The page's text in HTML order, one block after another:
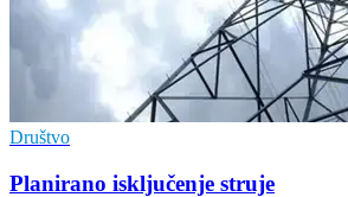
Društvo
Planirano isključenje struje